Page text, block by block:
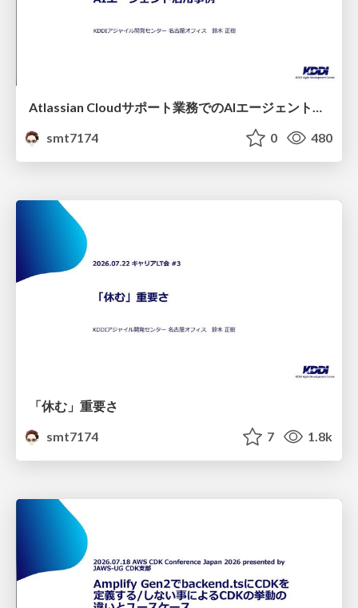
Atlassian Cloudサポート業務でのAIエージェント活用事例
smt7174
0 480
「休む」重要さ
smt7174
7 1.8k